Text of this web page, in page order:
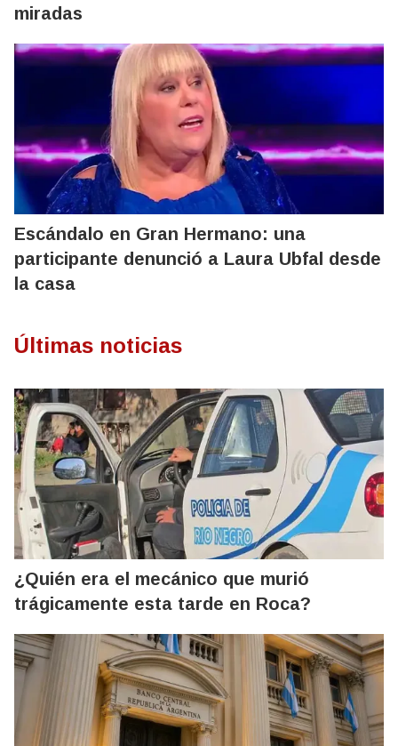
miradas
Escándalo en Gran Hermano: una
participante denunció a Laura Ubfal desde
la casa
Últimas noticias
¿Quién era el mecánico que murió
trágicamente esta tarde en Roca?